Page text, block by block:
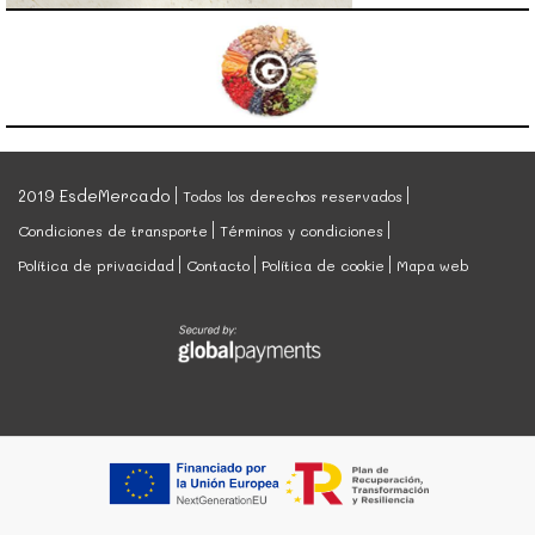
2019 EsdeMercado
Todos los derechos reservados
Condiciones de transporte
Términos y condiciones
Política de privacidad
Contacto Política de cookie Mapa web